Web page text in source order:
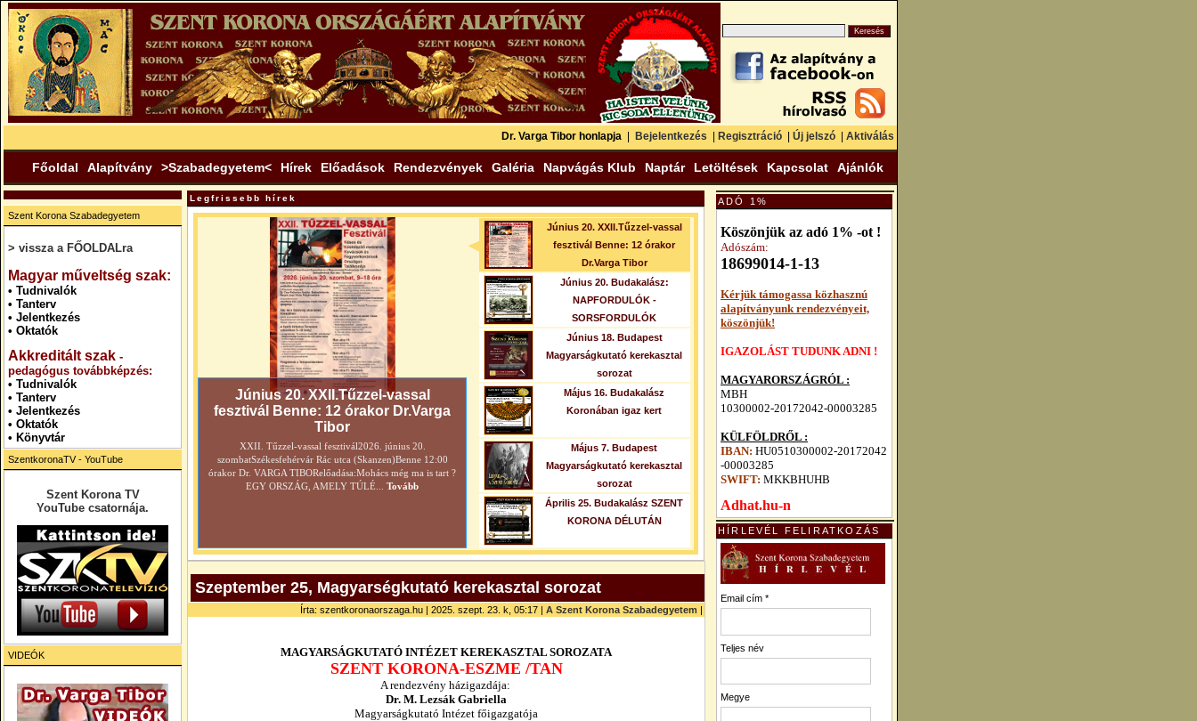
Dr. Varga Tibor honlapja Bejelentkezés Regisztráció Új jelszó Aktiválás
Főoldal Alapítvány >Szabadegyetem< Hírek Előadások Rendezvények Galéria Napvágás Klub Naptár Letöltések Kapcsolat Ajánlók
Szent Korona Szabadegyetem
> vissza a FŐOLDALra
Magyar műveltség szak:
• Tudnivalók
• Tanterv
• Jelentkezés
• Oktatók
Akkreditált szak -
pedagógus továbbképzés:
• Tudnivalók
• Tanterv
• Jelentkezés
• Oktatók
• Könyvtár
SzentkoronaTV - YouTube
Szent Korona TV
YouTube csatornája.
VIDEÓK
Legfrissebb hírek
Június 20. XXII.Tűzzel-vassal
fesztivál Benne: 12 órakor
Dr.Varga Tibor
Június 20. Budakalász:
NAPFORDULÓK -
SORSFORDULÓK
Június 18. Budapest
Magyarságkutató kerekasztal
sorozat
Május 16. Budakalász
Koronában igaz kert
Május 7. Budapest
Magyarságkutató kerekasztal
sorozat
Április 25. Budakalász SZENT
KORONA DÉLUTÁN
Június 20. XXII.Tűzzel-vassal
fesztivál Benne: 12 órakor Dr.Varga
Tibor
XXII. Tűzzel-vassal fesztivál2026. június 20.
szombatSzékesfehérvár Rác utca (Skanzen)Benne 12:00
órakor Dr. VARGA TIBORelőadása:Mohács még ma is tart ?
EGY ORSZÁG, AMELY TÚLÉ...
Tovább
Szeptember 25, Magyarségkutató kerekasztal sorozat
Írta: szentkoronaorszaga.hu | 2025. szept. 23. k, 05:17 | A Szent Korona Szabadegyetem |
MAGYARSÁGKUTATÓ INTÉZET KEREKASZTAL SOROZATA
SZENT KORONA-ESZME /TAN
A rendezvény házigazdája:
Dr. M. Lezsák Gabriella
Magyarságkutató Intézet főigazgatója
ADÓ 1%
Köszönjük az adó 1% -ot !
Adószám:
18699014-1-13
Kérjük támogassa közhasznú
alapítványunkrendezvényeit,
köszönjük!
IGAZOLÁST TUDUNK ADNI !
MAGYARORSZÁGRÓL :
MBH
10300002-20172042-00003285
KÜLFÖLDRŐL :
IBAN: HU0510300002-20172042
-00003285
SWIFT: MKKBHUHB
Adhat.hu-n
HÍRLEVÉL FELIRATKOZÁS
Email cím *
Teljes név
Megye